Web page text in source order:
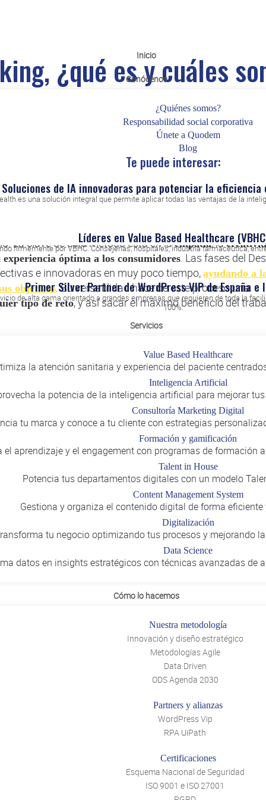
Inicio
Conócenos
¿Quiénes somos?
Responsabilidad social corporativa
Únete a Quodem
Blog
Te puede interesar:
Soluciones de IA innovadoras para potenciar la
es una solución integral que permite aplicar todas las ventajas de la
Líderes en Value Based Healthcare
firmemente por VBHC. Consejerías, hospitales, industria farmacéutica,
Primer Silver Partner de WordPress VIP de España e
de alta gama orientado a grandes empresas que requieren de toda la
100%.
Servicios
Value Based Healthcare
la atención sanitaria y experiencia del paciente
Inteligencia Artificial
la potencia de la inteligencia artificial para mejorar
Consultoría Marketing Digital
tu marca y conoce a tu cliente con estrategias
Formación y gamificación
el aprendizaje y el engagement con programas de formación
Talent in House
Potencia tus departamentos digitales con un modelo
Content Management System
Gestiona y organiza el contenido digital de forma
Digitalización
tu negocio optimizando tus procesos y mejorando
Data Science
datos en insights estratégicos con técnicas avanzadas de
Cómo lo hacemos
Nuestra metodología
Innovación y diseño estratégico
Metodologías Agile
Data Driven
ODS Agenda 2030
Partners y alianzas
WordPress Vip
RPA UiPath
Certificaciones
Esquema Nacional de Seguridad
ISO 9001 e ISO 27001
¿qué es y cuáles
Design Thinking, estás en el sitio indicado.Esta
y empatizar con tus usuarios. El Design Thinking, o
La clave de este método está en laempatía, la
experiencia óptima a los consumidores . Las fases del
e innovadoras en muy poco tiempo, ayudando a
objetivos . Su versatilidad hace de este proceso una
tipo de reto, y así sacar el máximo beneficio del
necesidades personales de cada uno de los usuarios
mejor prototipo posible en función a sus decisiones y
la innovación centrada en las personas. La
claves que veremos a continuación.
que ver con la comprensión y el descubrimiento de cómo
. En esta etapa es fundamental plantearse
efectiva. El objetivo es entender la interacción del
están tratando de resolver con ellos. A través de
obtenemos información sobre las motivaciones
nos pondremos en marcha para llevar a cabo la
y las necesidades del usuario,
se agrupa toda la
sobre la que se puede actuar. De este modo, el
efectivas ante las problemáticas detectadas. En esta
en el que se definen los problemas centrales para